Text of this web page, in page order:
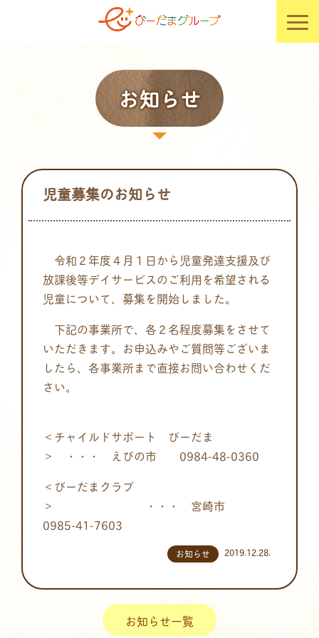
お知らせ
児童募集のお知らせ
令和２年度４月１日から児童発達支援及び
放課後等デイサービスのご利用を希望される
児童について、募集を開始しました。
下記の事業所で、各２名程度募集をさせて
いただきます。お申込みやご質問等ございま
したら、各事業所まで直接お問い合わせくだ
さい。
＜チャイルドサポート びーだま
＞ ・・・ えびの市 0984-48-0360
＜びーだまクラブ
＞ ・・・ 宮崎市
0985-41-7603
2019.12.28.
お知らせ
お知らせ一覧